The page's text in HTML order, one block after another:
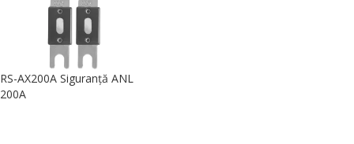
RS-AX200A Siguranță ANL
200A